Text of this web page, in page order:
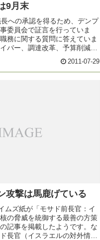
9月末
への承認を得るため、デンプ
委員会で証言を行っていま
務に関する質問に答えていま
バー、調達改革、予算削減に
2011-07-29
攻撃は馬鹿げている
ムズ紙が「モサド前長官：イ
の脅威を統御する最善の方策
記事を掲載したようです。な
長官（イスラエルの対外情報